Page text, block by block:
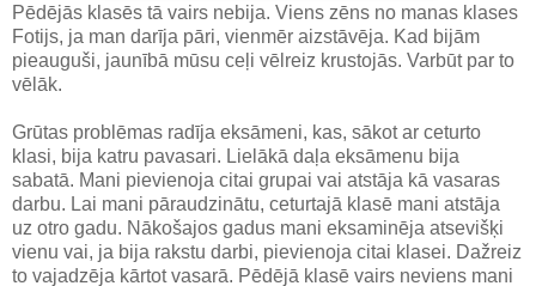
Pēdējās klasēs tā vairs nebija. Viens zēns no manas klases
Fotijs, ja man darīja pāri, vienmēr aizstāvēja. Kad bijām
pieauguši, jaunībā mūsu ceļi vēlreiz krustojās. Varbūt par to
vēlāk.
Grūtas problēmas radīja eksāmeni, kas, sākot ar ceturto
klasi, bija katru pavasari. Lielākā daļa eksāmenu bija
sabatā. Mani pievienoja citai grupai vai atstāja kā vasaras
darbu. Lai mani pāraudzinātu, ceturtajā klasē mani atstāja
uz otro gadu. Nākošajos gadus mani eksaminēja atsevišķi
vienu vai, ja bija rakstu darbi, pievienoja citai klasei. Dažreiz
to vajadzēja kārtot vasarā. Pēdējā klasē vairs neviens mani